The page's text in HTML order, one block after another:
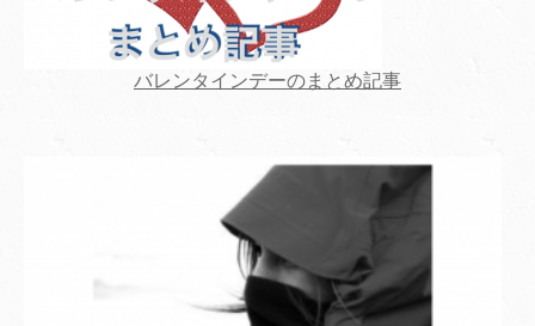
バレンタインデーのまとめ記事